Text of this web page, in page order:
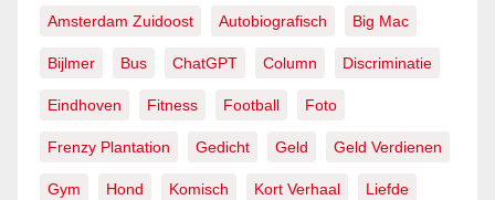
Amsterdam Zuidoost Autobiografisch Big Mac
Bijlmer Bus ChatGPT Column Discriminatie
Eindhoven Fitness Football Foto
Frenzy Plantation Gedicht Geld Geld Verdienen
Gym Hond Komisch Kort Verhaal Liefde